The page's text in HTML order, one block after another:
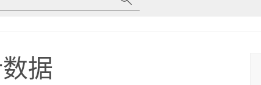
Esri 产品、合作伙伴产品和开发
互式地图，探索
境的关系。
动提供了有力支
据